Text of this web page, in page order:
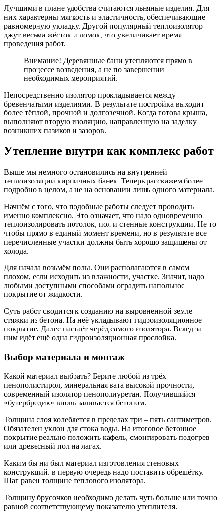
Лучшими в плане удобства считаются льняные изделия. Для
них характерны мягкость и эластичность, обеспечивающие
равномерную укладку. Другой популярный теплоизолятор
джут весьма жёсток и ломок, что увеличивает время
проведения работ.
Внимание! Деревянные бани утепляются прямо в
процессе возведения, а не по завершении
необходимых мероприятий.
Непосредственно изолятор прокладывается между
бревенчатыми изделиями. В результате постройка выходит
более тёплой, прочной и долговечной. Когда готова крыша,
выполняют вторую изоляцию, направленную на заделку
возникших пазиков и зазоров.
Утепление внутри как комплекс работ
Выше мы немного остановились на внутренней
теплоизоляции кирпичных банек. Теперь расскажем более
подробно в целом, а не на основании лишь одного материала.
Начнём с того, что подобные работы следует проводить
именно комплексно. Это означает, что надо одновременно
теплоизолировать потолок, пол и стенные конструкции. Не то
чтобы прямо в единый момент времени, но в результате все
перечисленные участки должны быть хорошо защищены от
холода.
Для начала возьмём полы. Они располагаются в самом
плохом, если исходить из влажности, участке. Значит, надо
любыми доступными способами оградить напольное
покрытие от жидкости.
Суть работ сводится к созданию на выровненной земле
стяжки из бетона. На неё укладывают гидроизоляционное
покрытие. Далее настаёт черёд самого изолятора. Вслед за
ним идёт ещё одна гидроизоляционная прослойка.
Выбор материала и монтаж
Какой материал выбрать? Берите любой из трёх –
пенополистирол, минеральная вата высокой прочности,
современный изолятор пенополиуретан. Получившийся
«бутербродик» вновь заливается бетоном.
Толщина слоя колеблется в пределах три – пять сантиметров.
Обязателен уклон для стока воды. На итоговое бетонное
покрытие реально положить кафель, смонтировать подогрев
или древесный пол на лагах.
Каким бы ни был материал изготовления стеновых
конструкций, в первую очередь надо поставить обрешётку.
Шаг равен толщине теплового изолятора.
Толщину брусочков необходимо делать чуть больше или точно
равной соответствующему показателю утеплителя.